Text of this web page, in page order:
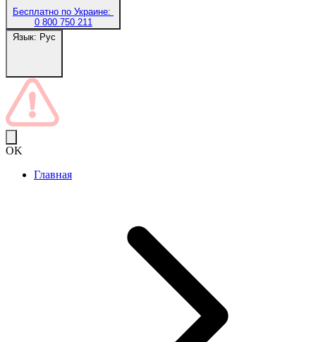
Бесплатно по Украине:
0 800 750 211
Язык: Рус
OK
Главная